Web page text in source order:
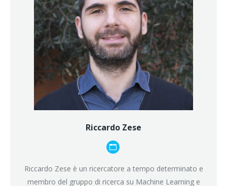
Riccardo Zese
Riccardo Zese è un ricercatore a tempo determinato e
membro del gruppo di ricerca su Machine Learning e
Blog
personale
/